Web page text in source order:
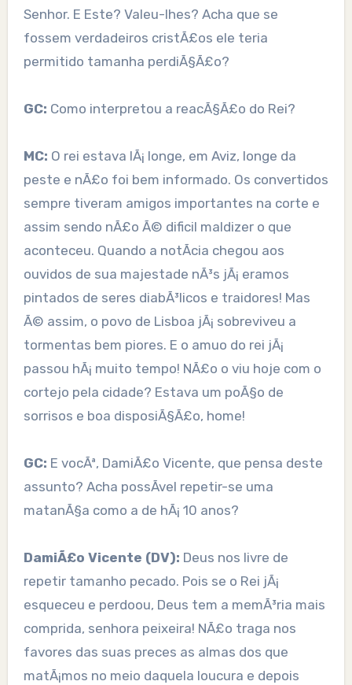
Senhor. E Este? Valeu-lhes? Acha que se
fossem verdadeiros cristÃ£os ele teria
permitido tamanha perdiÃ§Ã£o?
GC: Como interpretou a reacÃ§Ã£o do Rei?
MC: O rei estava lÃ¡ longe, em Aviz, longe da
peste e nÃ£o foi bem informado. Os convertidos
sempre tiveram amigos importantes na corte e
assim sendo nÃ£o Ã© dificil maldizer o que
aconteceu. Quando a notÃ­cia chegou aos
ouvidos de sua majestade nÃ³s jÃ¡ eramos
pintados de seres diabÃ³licos e traidores! Mas
Ã© assim, o povo de Lisboa jÃ¡ sobreviveu a
tormentas bem piores. E o amuo do rei jÃ¡
passou hÃ¡ muito tempo! NÃ£o o viu hoje com o
cortejo pela cidade? Estava um poÃ§o de
sorrisos e boa disposiÃ§Ã£o, home!
GC: E vocÃª, DamiÃ£o Vicente, que pensa deste
assunto? Acha possÃ­vel repetir-se uma
matanÃ§a como a de hÃ¡ 10 anos?
DamiÃ£o Vicente (DV): Deus nos livre de
repetir tamanho pecado. Pois se o Rei jÃ¡
esqueceu e perdoou, Deus tem a memÃ³ria mais
comprida, senhora peixeira! NÃ£o traga nos
favores das suas preces as almas dos que
matÃ¡mos no meio daquela loucura e depois